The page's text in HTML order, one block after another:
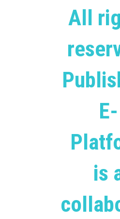
All
E-
is